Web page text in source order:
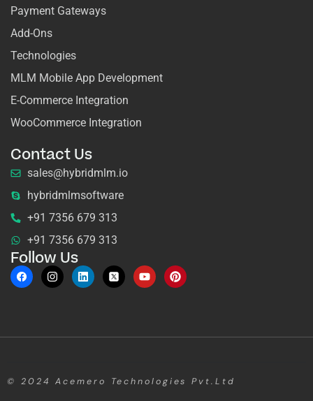
Payment Gateways
Add-Ons
Technologies
MLM Mobile App Development
E-Commerce Integration
WooCommerce Integration
Contact Us
sales@hybridmlm.io
hybridmlmsoftware
+91 7356 679 313
+91 7356 679 313
Follow Us
© 2024Acemero Technologies Pvt.Ltd